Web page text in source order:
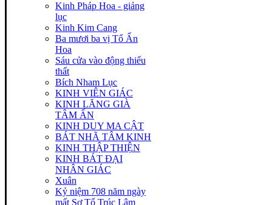
Kinh Pháp Hoa - giảng
lục
Kinh Kim Cang
Ba mươi ba vị Tổ Ấn
Hoa
Sáu cửa vào động thiếu
thất
Bích Nham Lục
KINH VIÊN GIÁC
KINH LĂNG GIÀ
TÂM ẤN
KINH DUY MA CẬT
BÁT NHÃ TÂM KINH
KINH THẬP THIỆN
KINH BÁT ĐẠI
NHÂN GIÁC
Xuân
Kỷ niệm 708 năm ngày
mất Sơ Tổ Trúc Lâm